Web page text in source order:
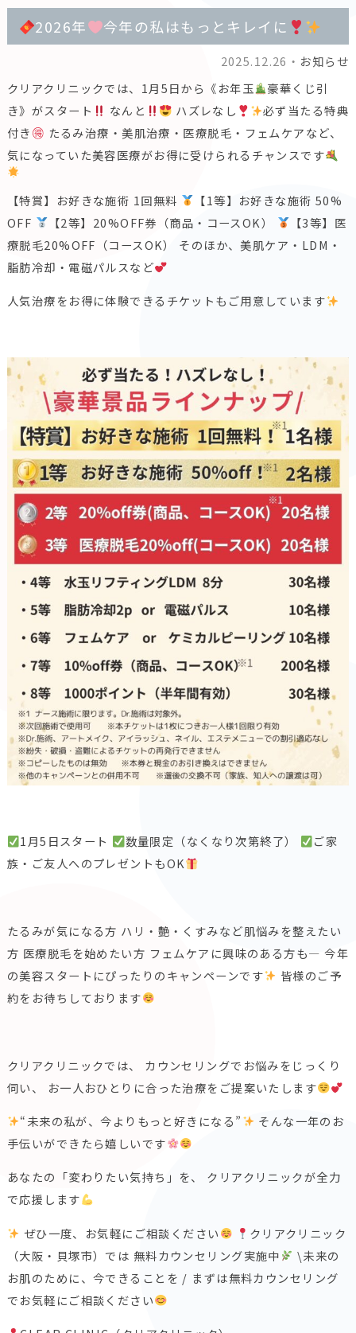
2026年 今年の私はもっとキレイに
2025.12.26・ お知らせ
クリアクリニックでは、1月5日から《お年玉
豪華くじ引
き》がスタート
なんと ハズレなし
必ず当たる特典
付き
たるみ治療・美肌治療・医療脱毛・フェムケアなど、
気になっていた美容医療がお得に受けられるチャンスです
【特賞】お好きな施術 1回無料
【1等】お好きな施術 50%
OFF
【2等】20%OFF券（商品・コースOK）
【3等】医
療脱毛20%OFF（コースOK） そのほか、美肌ケア・LDM・
脂肪冷却・電磁パルスなど
人気治療をお得に体験できるチケットもご用意しています
1月5日スタート 数量限定（なくなり次第終了）
ご家
族・ご友人へのプレゼントもOK
たるみが気になる方 ハリ・艶・くすみなど肌悩みを整えたい
方 医療脱毛を始めたい方 フェムケアに興味のある方も— 今年
の美容スタートにぴったりのキャンペーンです
皆様のご予
約をお待ちしております
クリアクリニックでは、 カウンセリングでお悩みをじっくり
伺い、 お一人おひとりに合った治療をご提案いたします
“未来の私が、今よりもっと好きになる”
そんな一年のお
手伝いができたら嬉しいです
あなたの「変わりたい気持ち」を、 クリアクリニックが全力
で応援します
ぜひ一度、お気軽にご相談ください
クリアクリニック
（大阪・貝塚市）では 無料カウンセリング実施中
\未来の
お肌のために、今できることを / まずは無料カウンセリング
でお気軽にご相談ください